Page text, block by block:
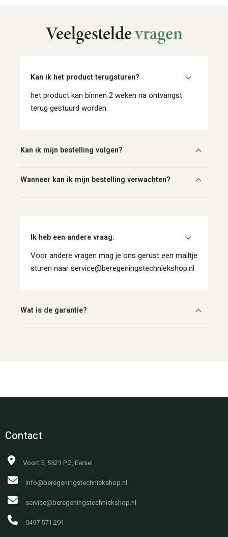
Veelgesteldevragen
Kan ik het product terugsturen?
het product kan binnen 2 weken na ontvangst
terug gestuurd worden.
Kan ik mijn bestelling volgen?
Wanneer kan ik mijn bestelling verwachten?
Ik heb een andere vraag.
Voor andere vragen mag je ons gerust een mailtje
sturen naar service@beregeningstechniekshop.nl
Wat is de garantie?
Contact
Voort 5, 5521 PG, Eersel
info@beregeningstechniekshop.nl
service@beregeningstechniekshop.nl
0497 571 291